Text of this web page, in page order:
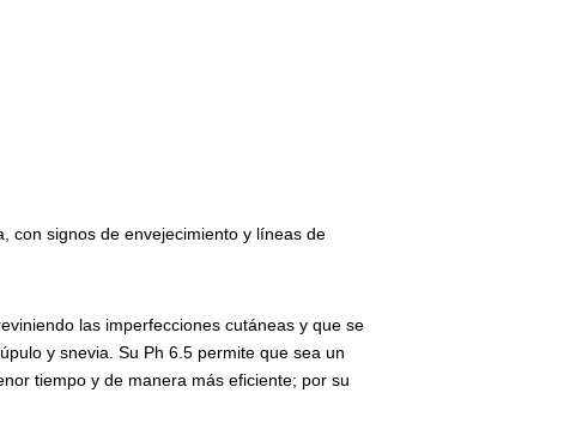
con signos de envejecimiento y líneas de
las imperfecciones cutáneas y que se
y snevia. Su Ph 6.5 permite que sea un
tiempo y de manera más eficiente; por su